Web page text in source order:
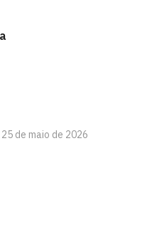
de maio de 2026